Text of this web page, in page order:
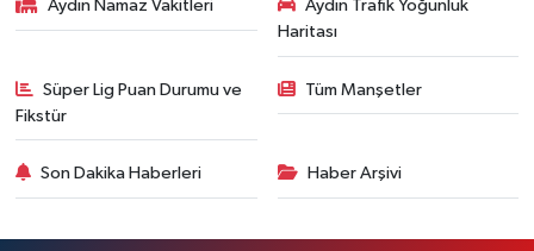
Aydın Namaz Vakitleri
Aydın Trafik Yoğunluk
Haritası
Süper Lig Puan Durumu ve
Fikstür
Tüm Manşetler
Son Dakika Haberleri Haber Arşivi